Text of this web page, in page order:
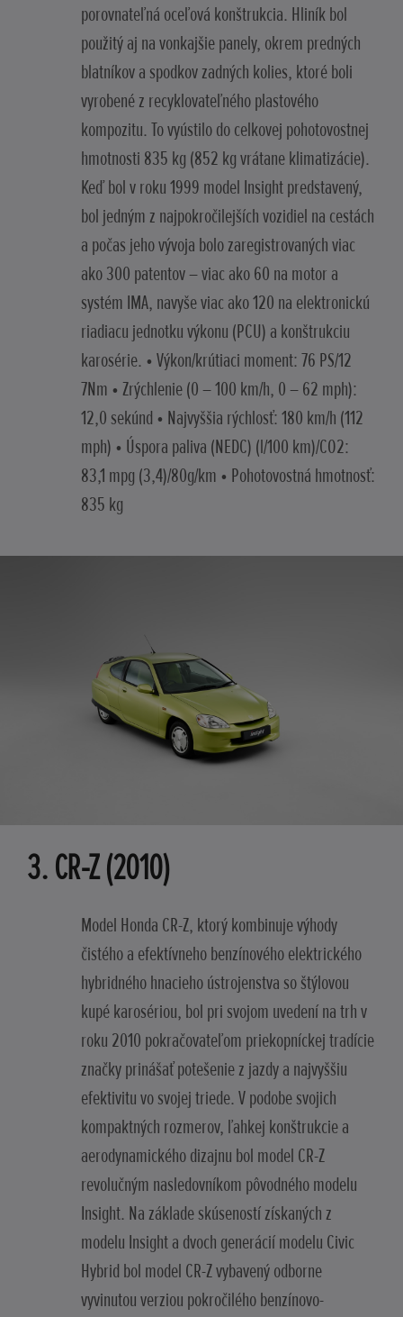
porovnateľná oceľová konštrukcia. Hliník bol
použitý aj na vonkajšie panely, okrem predných
blatníkov a spodkov zadných kolies, ktoré boli
vyrobené z recyklovateľného plastového
kompozitu. To vyústilo do celkovej pohotovostnej
hmotnosti 835 kg (852 kg vrátane klimatizácie).
Keď bol v roku 1999 model Insight predstavený,
bol jedným z najpokročilejších vozidiel na cestách
a počas jeho vývoja bolo zaregistrovaných viac
ako 300 patentov – viac ako 60 na motor a
systém IMA, navyše viac ako 120 na elektronickú
riadiacu jednotku výkonu (PCU) a konštrukciu
karosérie. • Výkon/krútiaci moment: 76 PS/12
7Nm • Zrýchlenie (0 – 100 km/h, 0 – 62 mph):
12,0 sekúnd • Najvyššia rýchlosť: 180 km/h (112
mph) • Úspora paliva (NEDC) (l/100 km)/CO2:
83,1 mpg (3,4)/80g/km • Pohotovostná hmotnosť:
835 kg
3. CR-Z (2010)
Model Honda CR-Z, ktorý kombinuje výhody
čistého a efektívneho benzínového elektrického
hybridného hnacieho ústrojenstva so štýlovou
kupé karosériou, bol pri svojom uvedení na trh v
roku 2010 pokračovateľom priekopníckej tradície
značky prinášať potešenie z jazdy a najvyššiu
efektivitu vo svojej triede. V podobe svojich
kompaktných rozmerov, ľahkej konštrukcie a
aerodynamického dizajnu bol model CR-Z
revolučným nasledovníkom pôvodného modelu
Insight. Na základe skúseností získaných z
modelu Insight a dvoch generácií modelu Civic
Hybrid bol model CR-Z vybavený odborne
vyvinutou verziou pokročilého benzínovo-